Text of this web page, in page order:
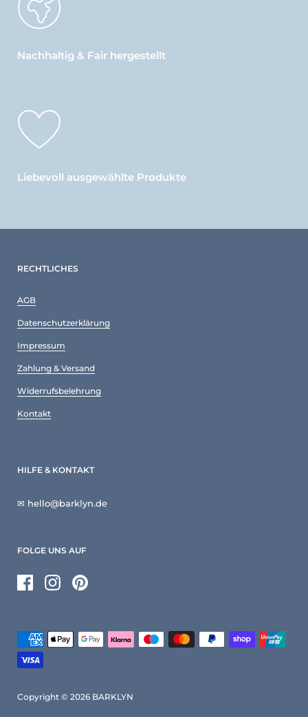
Nachhaltig & Fair hergestellt
Liebevoll ausgewählte Produkte
RECHTLICHES
AGB
Datenschutzerklärung
Impressum
Zahlung & Versand
Widerrufsbelehrung
Kontakt
HILFE & KONTAKT
✉ hello@barklyn.de
FOLGE UNS AUF
FacebookInstagramPinterest
Copyright © 2026 BARKLYN